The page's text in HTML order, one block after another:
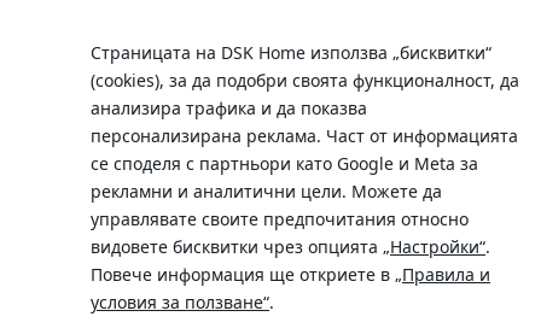
Страницата на DSK Home използва „бисквитки“
(cookies), за да подобри своята функционалност, да
анализира трафика и да показва
персонализирана реклама. Част от информацията
се споделя с партньори като Google и Meta за
рекламни и аналитични цели. Можете да
управлявате своите предпочитания относно
видовете бисквитки чрез опцията „Настройки“.
Повече информация ще откриете в „Правила и
условия за ползване“.
Телефон:
0700 10 375 / *2375
Московска No.19 / ул. Г. Бенковски No. 5, София 1036
SWIFT/BIC: